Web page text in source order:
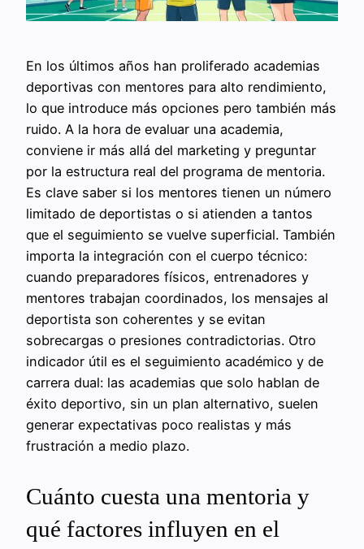
En los últimos años han proliferado academias
deportivas con mentores para alto rendimiento,
lo que introduce más opciones pero también más
ruido. A la hora de evaluar una academia,
conviene ir más allá del marketing y preguntar
por la estructura real del programa de mentoria.
Es clave saber si los mentores tienen un número
limitado de deportistas o si atienden a tantos
que el seguimiento se vuelve superficial. También
importa la integración con el cuerpo técnico:
cuando preparadores físicos, entrenadores y
mentores trabajan coordinados, los mensajes al
deportista son coherentes y se evitan
sobrecargas o presiones contradictorias. Otro
indicador útil es el seguimiento académico y de
carrera dual: las academias que solo hablan de
éxito deportivo, sin un plan alternativo, suelen
generar expectativas poco realistas y más
frustración a medio plazo.
Cuánto cuesta una mentoria y
qué factores influyen en el